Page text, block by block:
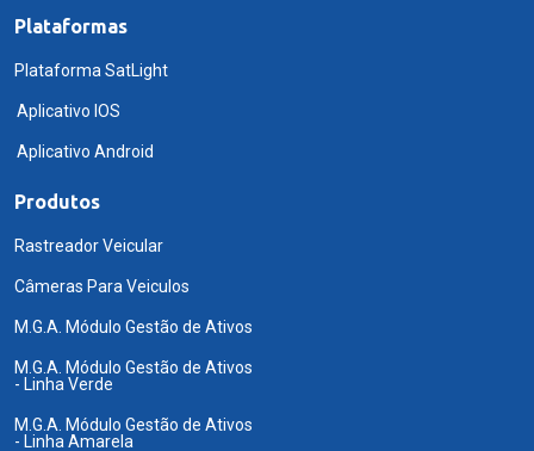
Plataformas
Plataforma SatLight
Aplicativo IOS
Aplicativo Android
Produtos
Rastreador Veicular
Câmeras Para Veiculos
M.G.A. Módulo Gestão de Ativos
M.G.A. Módulo Gestão de Ativos
- Linha Verde
M.G.A. Módulo Gestão de Ativos
- Linha Amarela